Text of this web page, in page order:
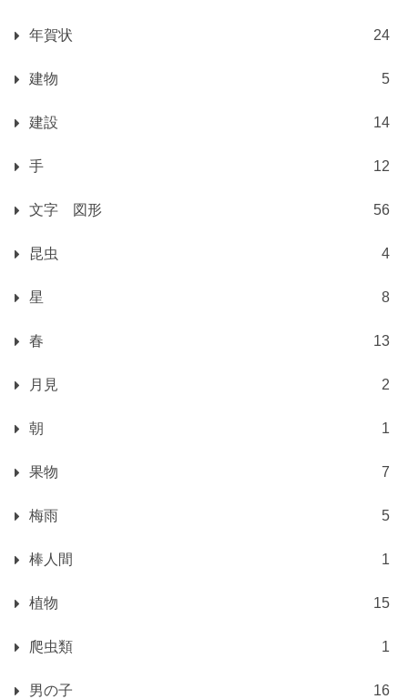
年賀状 24
建物 5
建設 14
手 12
文字 図形 56
昆虫 4
星 8
春 13
月見 2
朝 1
果物 7
梅雨 5
棒人間 1
植物 15
爬虫類 1
男の子 16